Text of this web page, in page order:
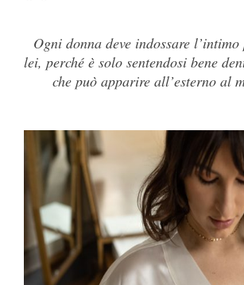
Ogni donna deve indossare
lei, perché è solo sentendosi bene
che può apparire all’esterno al